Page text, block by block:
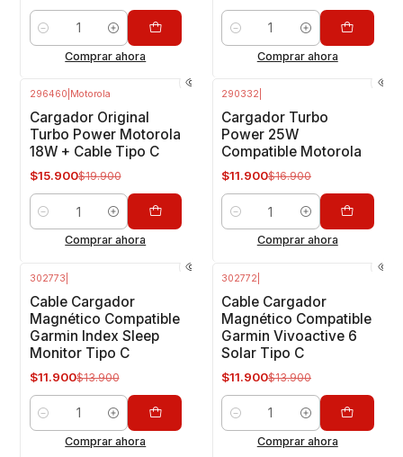
Cantidad
Comprar ahora
Cantidad
Comprar ahora
296460 Motorola
Cargador Original
Turbo Power Motorola
18W + Cable Tipo C
$15.900$19.900
Cantidad
Comprar ahora
290332
Cargador Turbo
Power 25W
Compatible Motorola
$11.900$16.900
Cantidad
Comprar ahora
302773
Cable Cargador
Magnético Compatible
Garmin Index Sleep
Monitor Tipo C
$11.900$13.900
Cantidad
Comprar ahora
302772
Cable Cargador
Magnético Compatible
Garmin Vivoactive 6
Solar Tipo C
$11.900$13.900
Cantidad
Comprar ahora